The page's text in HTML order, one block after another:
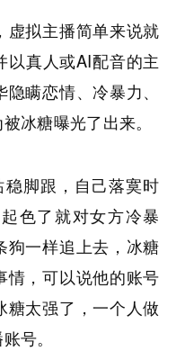
虚拟主播简单来说就
以真人或AI配音的主
瞒恋情、冷暴力、
冰糖曝光了出来。
脚跟，自己落寞时
色了就对女方冷暴
狗一样追上去，冰糖
情，可以说他的账号
太强了，一个人做
号。